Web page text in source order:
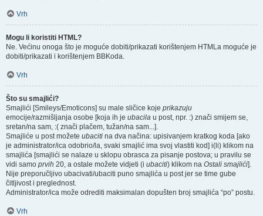
Vrh
Mogu li koristiti HTML?
Ne. Većinu onoga što je moguće dobiti/prikazati korištenjem HTMLa moguće je
dobiti/prikazati i korištenjem BBKoda.
Vrh
Što su smajlići?
Smajlići [Smileys/Emoticons] su male sličice koje prikazuju
emocije/razmišljanja osobe [koja ih je ubacila u post, npr. :) znači smijem se,
sretan/na sam, :( znači plačem, tužan/na sam...].
Smajliće u post možete ubaciti na dva načina: upisivanjem kratkog koda [ako
je administrator/ica odobrio/la, svaki smajlić ima svoj vlastiti kod] i(li) klikom na
smajlića [smajlići se nalaze u sklopu obrasca za pisanje postova; u pravilu se
vidi samo prvih 20, a ostale možete vidjeti (i ubaciti) klikom na Ostali smajlići].
Nije preporučljivo ubacivati/ubaciti puno smajlića u post jer se time gube
čitljivost i preglednost.
Administrator/ica može odrediti maksimalan dopušten broj smajlića “po” postu.
Vrh